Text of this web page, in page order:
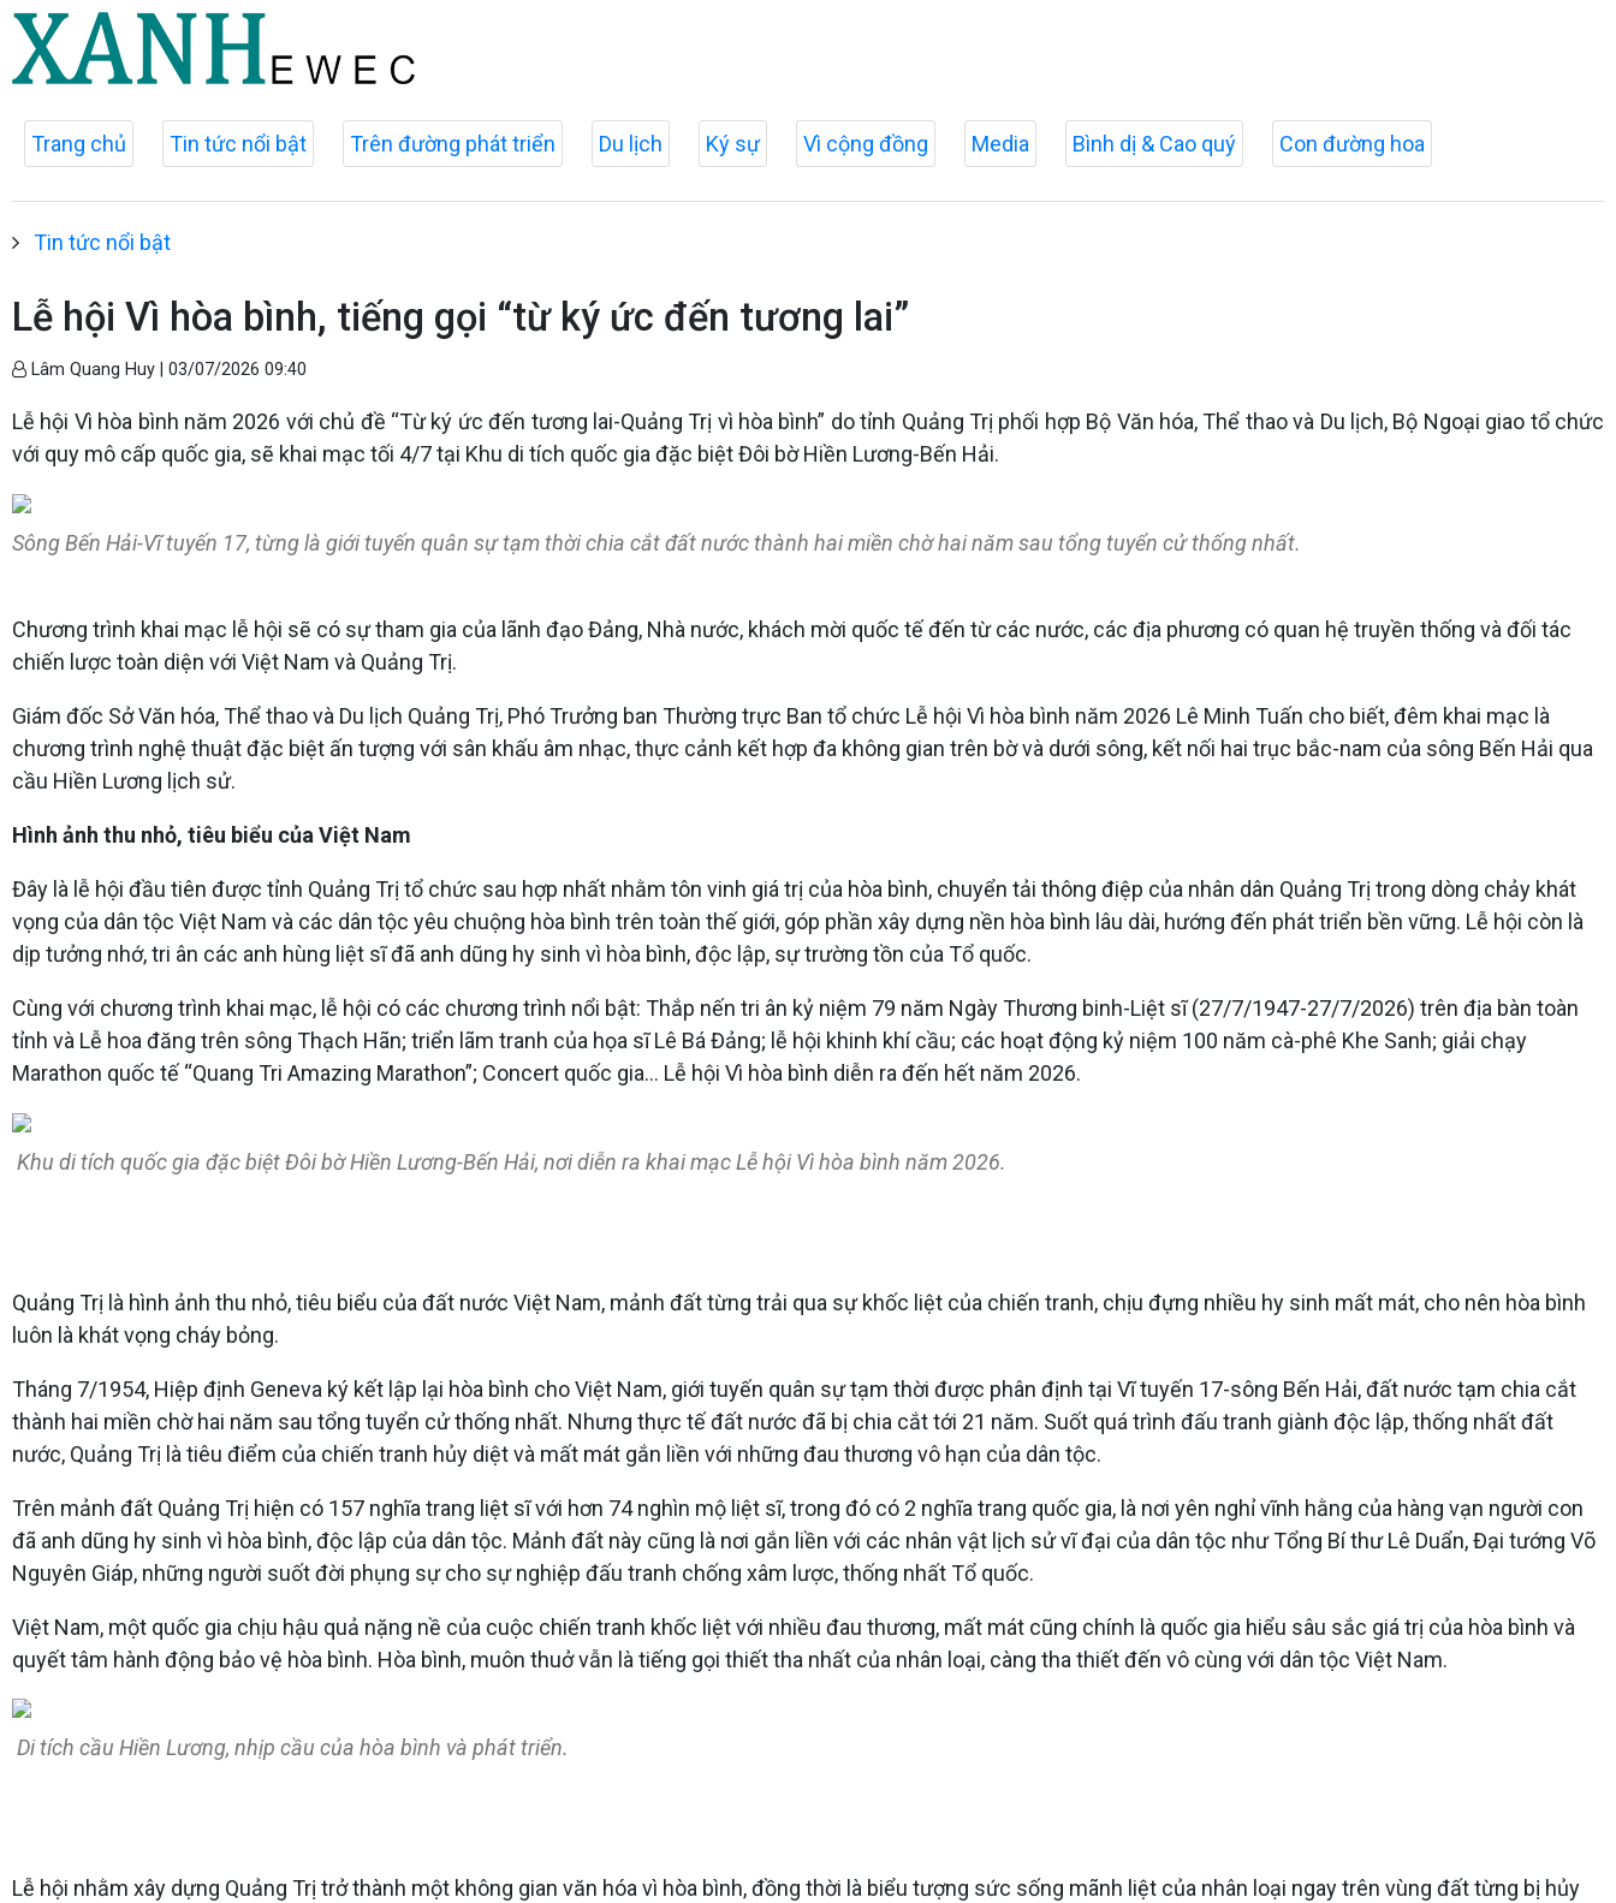
Trang chủ Tin tức nổi bật Trên đường phát triển Du lịch Ký sự Vì cộng đồng Media Bình dị & Cao quý Con đường hoa
Tin tức nổi bật
Lễ hội Vì hòa bình, tiếng gọi “từ ký ức đến tương lai”
Lâm Quang Huy | 03/07/2026 09:40
Lễ hội Vì hòa bình năm 2026 với chủ đề “Từ ký ức đến tương lai-Quảng Trị vì hòa bình” do tỉnh Quảng Trị phối hợp Bộ Văn hóa, Thể thao và Du lịch, Bộ Ngoại giao tổ chức
với quy mô cấp quốc gia, sẽ khai mạc tối 4/7 tại Khu di tích quốc gia đặc biệt Đôi bờ Hiền Lương-Bến Hải.
Sông Bến Hải-Vĩ tuyến 17, từng là giới tuyến quân sự tạm thời chia cắt đất nước thành hai miền chờ hai năm sau tổng tuyển cử thống nhất.
Chương trình khai mạc lễ hội sẽ có sự tham gia của lãnh đạo Đảng, Nhà nước, khách mời quốc tế đến từ các nước, các địa phương có quan hệ truyền thống và đối tác
chiến lược toàn diện với Việt Nam và Quảng Trị.
Giám đốc Sở Văn hóa, Thể thao và Du lịch Quảng Trị, Phó Trưởng ban Thường trực Ban tổ chức Lễ hội Vì hòa bình năm 2026 Lê Minh Tuấn cho biết, đêm khai mạc là
chương trình nghệ thuật đặc biệt ấn tượng với sân khấu âm nhạc, thực cảnh kết hợp đa không gian trên bờ và dưới sông, kết nối hai trục bắc-nam của sông Bến Hải qua
cầu Hiền Lương lịch sử.
Hình ảnh thu nhỏ, tiêu biểu của Việt Nam
Đây là lễ hội đầu tiên được tỉnh Quảng Trị tổ chức sau hợp nhất nhằm tôn vinh giá trị của hòa bình, chuyển tải thông điệp của nhân dân Quảng Trị trong dòng chảy khát
vọng của dân tộc Việt Nam và các dân tộc yêu chuộng hòa bình trên toàn thế giới, góp phần xây dựng nền hòa bình lâu dài, hướng đến phát triển bền vững. Lễ hội còn là
dịp tưởng nhớ, tri ân các anh hùng liệt sĩ đã anh dũng hy sinh vì hòa bình, độc lập, sự trường tồn của Tổ quốc.
Cùng với chương trình khai mạc, lễ hội có các chương trình nổi bật: Thắp nến tri ân kỷ niệm 79 năm Ngày Thương binh-Liệt sĩ (27/7/1947-27/7/2026) trên địa bàn toàn
tỉnh và Lễ hoa đăng trên sông Thạch Hãn; triển lãm tranh của họa sĩ Lê Bá Đảng; lễ hội khinh khí cầu; các hoạt động kỷ niệm 100 năm cà-phê Khe Sanh; giải chạy
Marathon quốc tế “Quang Tri Amazing Marathon”; Concert quốc gia... Lễ hội Vì hòa bình diễn ra đến hết năm 2026.
Khu di tích quốc gia đặc biệt Đôi bờ Hiền Lương-Bến Hải, nơi diễn ra khai mạc Lễ hội Vì hòa bình năm 2026.
Quảng Trị là hình ảnh thu nhỏ, tiêu biểu của đất nước Việt Nam, mảnh đất từng trải qua sự khốc liệt của chiến tranh, chịu đựng nhiều hy sinh mất mát, cho nên hòa bình
luôn là khát vọng cháy bỏng.
Tháng 7/1954, Hiệp định Geneva ký kết lập lại hòa bình cho Việt Nam, giới tuyến quân sự tạm thời được phân định tại Vĩ tuyến 17-sông Bến Hải, đất nước tạm chia cắt
thành hai miền chờ hai năm sau tổng tuyển cử thống nhất. Nhưng thực tế đất nước đã bị chia cắt tới 21 năm. Suốt quá trình đấu tranh giành độc lập, thống nhất đất
nước, Quảng Trị là tiêu điểm của chiến tranh hủy diệt và mất mát gắn liền với những đau thương vô hạn của dân tộc.
Trên mảnh đất Quảng Trị hiện có 157 nghĩa trang liệt sĩ với hơn 74 nghìn mộ liệt sĩ, trong đó có 2 nghĩa trang quốc gia, là nơi yên nghỉ vĩnh hằng của hàng vạn người con
đã anh dũng hy sinh vì hòa bình, độc lập của dân tộc. Mảnh đất này cũng là nơi gắn liền với các nhân vật lịch sử vĩ đại của dân tộc như Tổng Bí thư Lê Duẩn, Đại tướng Võ
Nguyên Giáp, những người suốt đời phụng sự cho sự nghiệp đấu tranh chống xâm lược, thống nhất Tổ quốc.
Việt Nam, một quốc gia chịu hậu quả nặng nề của cuộc chiến tranh khốc liệt với nhiều đau thương, mất mát cũng chính là quốc gia hiểu sâu sắc giá trị của hòa bình và
quyết tâm hành động bảo vệ hòa bình. Hòa bình, muôn thuở vẫn là tiếng gọi thiết tha nhất của nhân loại, càng tha thiết đến vô cùng với dân tộc Việt Nam.
Di tích cầu Hiền Lương, nhịp cầu của hòa bình và phát triển.
Lễ hội nhằm xây dựng Quảng Trị trở thành một không gian văn hóa vì hòa bình, đồng thời là biểu tượng sức sống mãnh liệt của nhân loại ngay trên vùng đất từng bị hủy